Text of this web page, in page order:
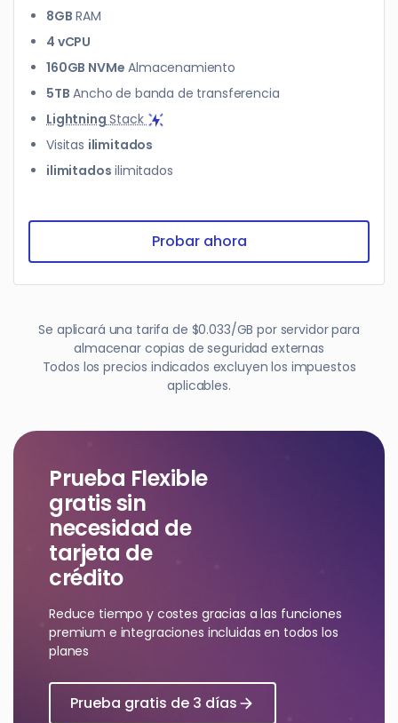
8GB RAM
4 vCPU
160GB NVMe Almacenamiento
5TB Ancho de banda de transferencia
LightningStack
Visitas ilimitados
ilimitados ilimitados
Probar ahora
Se aplicará una tarifa de $0.033/GB por servidor para
almacenar copias de seguridad externas
Todos los precios indicados excluyen los impuestos
aplicables.
Prueba Flexible
gratis sin
necesidad de
tarjeta de
crédito
Reduce tiempo y costes gracias a las funciones
premium e integraciones incluidas en todos los
planes
Prueba gratis de 3 días